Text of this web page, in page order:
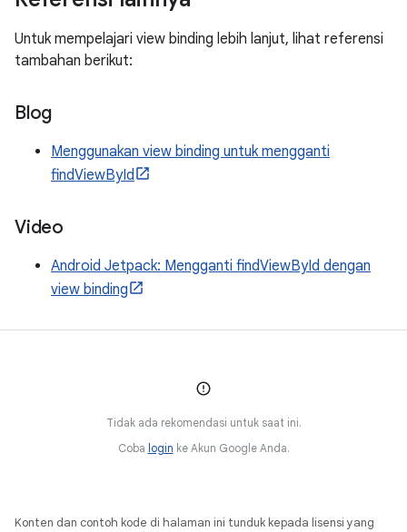
Untuk mempelajari view binding lebih lanjut, lihat referensi
tambahan berikut:
Blog
Menggunakan view binding untuk mengganti
findViewById
Video
Android Jetpack: Mengganti findViewById dengan
view binding
Tidak ada rekomendasi untuk saat ini.
Coba login ke Akun Google Anda.
Konten dan contoh kode di halaman ini tunduk kepada lisensi yang